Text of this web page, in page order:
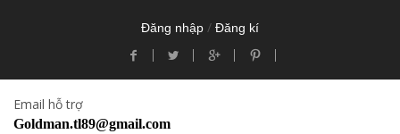
Đăng nhập / Đăng kí
Email hỗ trợ
Goldman.tl89@gmail.com